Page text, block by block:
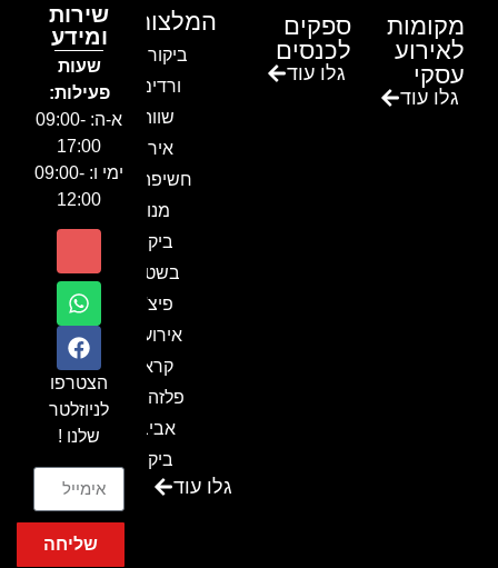
מקומות
לאירוע
עסקי
גלו עוד
ספקים
לכנסים
גלו עוד
המלצות
ביקור בגן
ורדים –
שווה!!
אירוע
חשיפה- זיו
מנור
ביקור
בשטח-
פיצ'ר
אירועים
קראון
פלזה תל
אביב-
ביקור
בכנסגלו עוד
שירות
ומידע
שעות
פעילות:
א-ה: 09:00-
17:00
ימי ו: 09:00-
12:00
הצטרפו
לניוזלטר
שלנו !
שליחה